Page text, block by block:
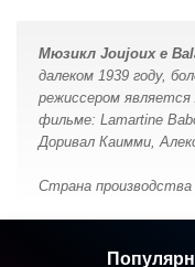
Мюзикл Joujoux e
далеком 1939 году,
режиссером
фильме: Lamartine
Доривал Каимми,
Страна производства